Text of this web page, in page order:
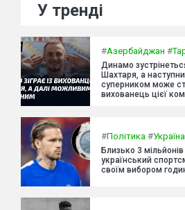
У тренді
#Азербайджан #
Динамо
Шахтаря, а
суперником може
вихованець цієї
#Політика #Україна
Близько 3 мільйонів
український
своїм вибором